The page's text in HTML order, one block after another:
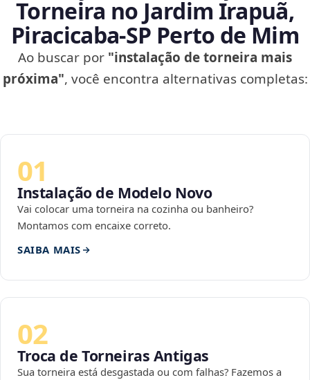
Torneira no Jardim Irapuã,
Piracicaba‑SP Perto de Mim
Ao buscar por "instalação de torneira mais
próxima", você encontra alternativas completas:
01
Instalação de Modelo Novo
Vai colocar uma torneira na cozinha ou banheiro?
Montamos com encaixe correto.
SAIBA MAIS
02
Troca de Torneiras Antigas
Sua torneira está desgastada ou com falhas? Fazemos a